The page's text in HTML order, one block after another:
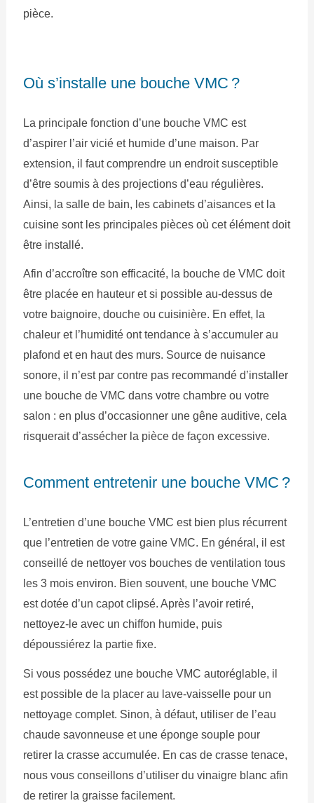
pièce.
Où s’installe une bouche VMC ?
La principale fonction d’une bouche VMC est
d’aspirer l’air vicié et humide d’une maison. Par
extension, il faut comprendre un endroit susceptible
d’être soumis à des projections d’eau régulières.
Ainsi, la salle de bain, les cabinets d’aisances et la
cuisine sont les principales pièces où cet élément doit
être installé.
Afin d’accroître son efficacité, la bouche de VMC doit
être placée en hauteur et si possible au-dessus de
votre baignoire, douche ou cuisinière. En effet, la
chaleur et l’humidité ont tendance à s’accumuler au
plafond et en haut des murs. Source de nuisance
sonore, il n’est par contre pas recommandé d’installer
une bouche de VMC dans votre chambre ou votre
salon : en plus d’occasionner une gêne auditive, cela
risquerait d’assécher la pièce de façon excessive.
Comment entretenir une bouche VMC ?
L’entretien d’une bouche VMC est bien plus récurrent
que l’entretien de votre gaine VMC. En général, il est
conseillé de nettoyer vos bouches de ventilation tous
les 3 mois environ. Bien souvent, une bouche VMC
est dotée d’un capot clipsé. Après l’avoir retiré,
nettoyez-le avec un chiffon humide, puis
dépoussiérez la partie fixe.
Si vous possédez une bouche VMC autoréglable, il
est possible de la placer au lave-vaisselle pour un
nettoyage complet. Sinon, à défaut, utiliser de l’eau
chaude savonneuse et une éponge souple pour
retirer la crasse accumulée. En cas de crasse tenace,
nous vous conseillons d’utiliser du vinaigre blanc afin
de retirer la graisse facilement.